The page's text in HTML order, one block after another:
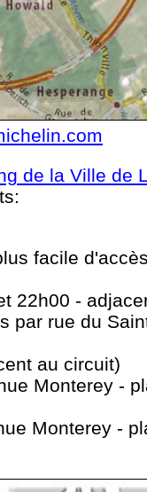
de la Ville de
facile
22h00 -
par rue du
au circuit)
Monterey -
Monterey -